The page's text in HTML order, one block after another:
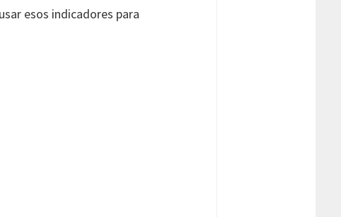
esos indicadores para